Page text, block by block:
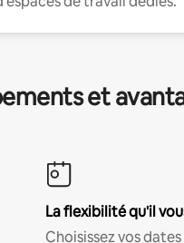
et
La flexibilité qu'il
Choisissez vos